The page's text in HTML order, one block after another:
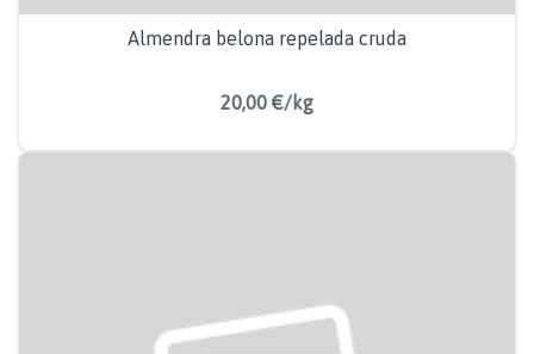
Almendra belona repelada cruda
20,00 €/kg